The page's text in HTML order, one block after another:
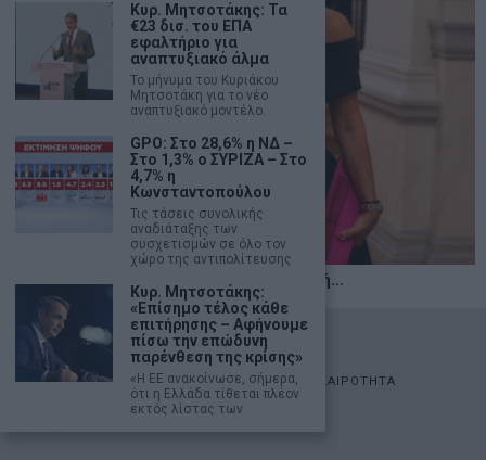
Η αληθινή παιδεία ξεκινά από την ψυχή…
2026 - marketnews.gr - All Rights Reserved
ΑΡΧΙΚΗ ΟΙΚΟΝΟΜΙΑ ΠΟΛΙΤΙΚΗ ΑΓΟΡΕΣ
ΕΠΙΚΑΙΡΟΤΗΤΑ
LIFESTYLE
Κυρ. Μητσοτάκης: Τα
€23 δισ. του ΕΠΑ
εφαλτήριο για
αναπτυξιακό άλμα
Το μήνυμα του Κυριάκου
Μητσοτάκη για το νέο
αναπτυξιακό μοντέλο.
GPO: Στο 28,6% η ΝΔ –
Στο 1,3% ο ΣΥΡΙΖΑ – Στο
4,7% η
Κωνσταντοπούλου
Τις τάσεις συνολικής
αναδιάταξης των
συσχετισμών σε όλο τον
χώρο της αντιπολίτευσης
Κυρ. Μητσοτάκης:
«Επίσημο τέλος κάθε
επιτήρησης – Αφήνουμε
πίσω την επώδυνη
παρένθεση της κρίσης»
«Η EE ανακοίνωσε, σήμερα,
ότι η Ελλάδα τίθεται πλέον
εκτός λίστας των